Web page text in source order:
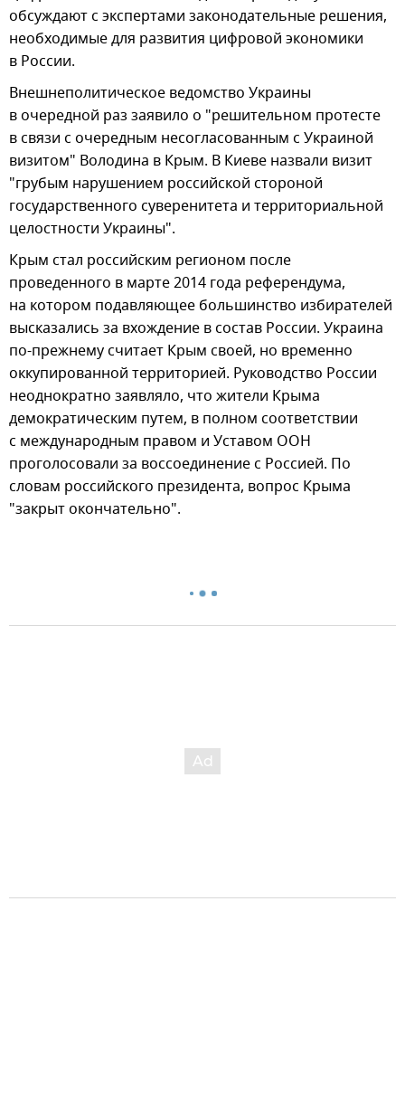
обсуждают с экспертами законодательные решения,
необходимые для развития цифровой экономики
в России.
Внешнеполитическое ведомство Украины
в очередной раз заявило о "решительном протесте
в связи с очередным несогласованным с Украиной
визитом" Володина в Крым. В Киеве назвали визит
"грубым нарушением российской стороной
государственного суверенитета и территориальной
целостности Украины".
Крым стал российским регионом после
проведенного в марте 2014 года референдума,
на котором подавляющее большинство избирателей
высказались за вхождение в состав России. Украина
по-прежнему считает Крым своей, но временно
оккупированной территорией. Руководство России
неоднократно заявляло, что жители Крыма
демократическим путем, в полном соответствии
с международным правом и Уставом ООН
проголосовали за воссоединение с Россией. По
словам российского президента, вопрос Крыма
"закрыт окончательно".